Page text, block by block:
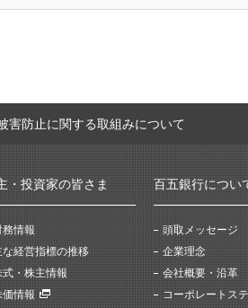
害防止に関する取組みについて
・投資家の皆さま
務情報
な経営指標の推移
式・株主情報
価情報
百五銀行につい
頭取メッセージ
企業理念
会社概要・沿革
コーポレートス